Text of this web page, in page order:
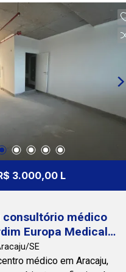
visita, clique no ícone
abaixo. Nossa equipe
ajudar! Cohab
- PJ 208
3.000,00 L
consultório médico
Europa Medical
novo centro
Aracaju.
SE
médico em Aracaju,